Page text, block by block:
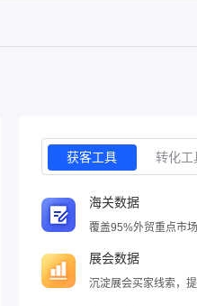
获客工具 转化工
海关数据
覆盖95%外贸重点市
展会数据
沉淀展会买家线索，提